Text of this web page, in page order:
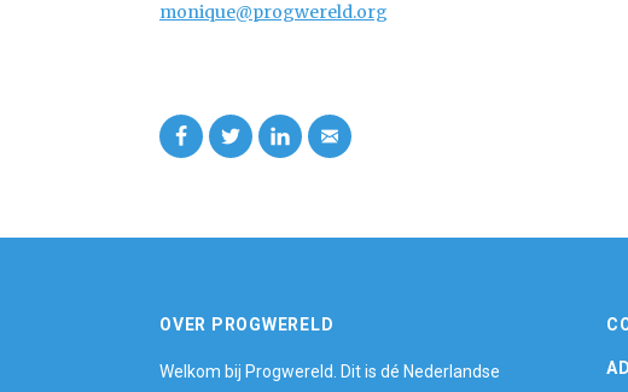
monique@progwereld.org
OVER PROGWERELD
Welkom bij Progwereld. Dit is dé Nederlandse